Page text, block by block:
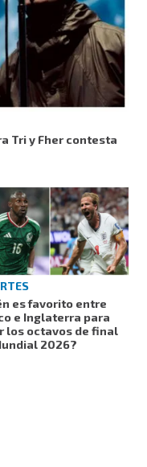
Tri y Fher contesta
es favorito entre
e Inglaterra para
los octavos de final
2026?